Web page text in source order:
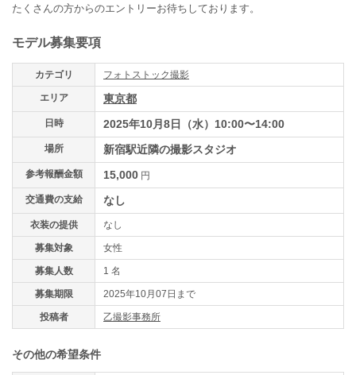
たくさんの方からのエントリーお待ちしております。
モデル募集要項
カテゴリ フォトストック撮影
エリア 東京都
日時 2025年10月8日（水）10:00〜14:00
場所 新宿駅近隣の撮影スタジオ
参考報酬金額 15,000 円
交通費の支給 なし
衣装の提供 なし
募集対象 女性
募集人数 1 名
募集期限 2025年10月07日まで
投稿者 乙撮影事務所
その他の希望条件